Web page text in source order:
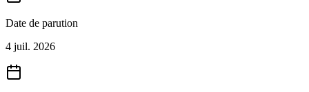
Date de parution
4 juil. 2026